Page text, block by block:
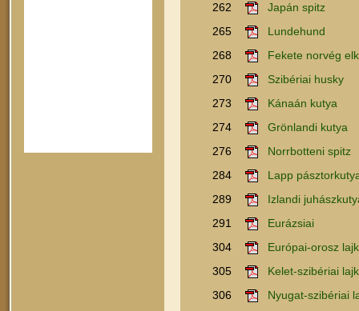
262
Japán spitz
265
Lundehund
268
Fekete norvég
270
Szibériai husky
273
Kánaán kutya
274
Grönlandi kutya
276
Norrbotteni spitz
284
Lapp
289
Izlandi
291
Eurázsiai
304
Európai-orosz
305
Kelet-szibériai
306
Nyugat-szibériai